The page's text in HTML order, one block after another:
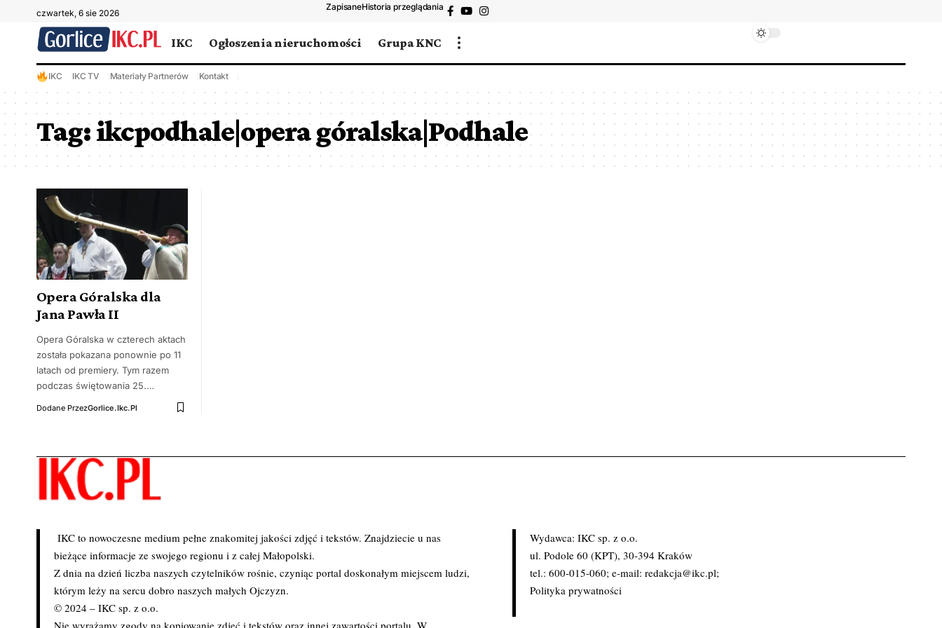
czwartek, 6 sie 2026
ZapisaneHistoria przeglądania
IKC Ogłoszenia nieruchomości Grupa KNC
IKC IKC TV Materiały Partnerów Kontakt
Tag:ikcpodhale|opera góralska|Podhale
Opera Góralska dla
Jana Pawła II
Opera Góralska w czterech aktach
została pokazana ponownie po 11
latach od premiery. Tym razem
podczas świętowania 25.…
Dodane PrzezGorlice.ikc.pl
IKC to nowoczesne medium pełne znakomitej jakości zdjęć i tekstów. Znajdziecie u nas
bieżące informacje ze swojego regionu i z całej Małopolski.
Z dnia na dzień liczba naszych czytelników rośnie, czyniąc portal doskonałym miejscem ludzi,
którym leży na sercu dobro naszych małych Ojczyzn.
© 2024 – IKC sp. z o.o.
Nie wyrażamy zgody na kopiowanie zdjęć i tekstów oraz innej zawartości portalu. W
Wydawca: IKC sp. z o.o.
ul. Podole 60 (KPT), 30-394 Kraków
tel.: 600-015-060; e-mail:redakcja@ikc.pl;
Polityka prywatności